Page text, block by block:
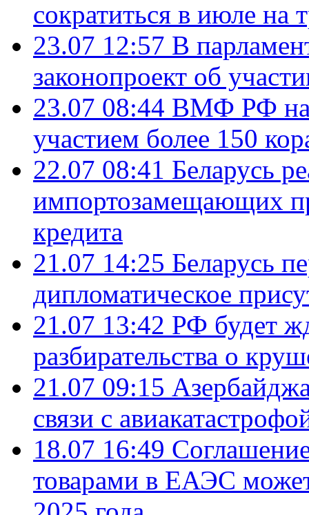
сократиться в июле на
23.07 12:57 В
законопроект об
23.07 08:44 ВМФ РФ
участием более 150
22.07 08:41 Беларусь
импортозамещающих
кредита
21.07 14:25 Беларусь
дипломатическое
21.07 13:42 РФ будет
разбирательства о
21.07 09:15
связи с
18.07 16:49
товарами в ЕАЭС